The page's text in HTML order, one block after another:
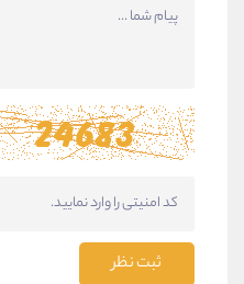
ثبت نظر